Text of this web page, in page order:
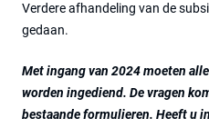
Verdere afhandeling van de
gedaan.
Met ingang van 2024 moeten
worden ingediend. De vragen
bestaande formulieren. Heeft u